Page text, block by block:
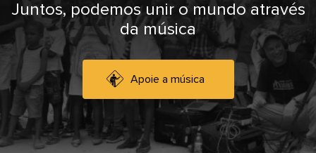
Juntos, podemos unir o mundo através
da música
Apoie a música